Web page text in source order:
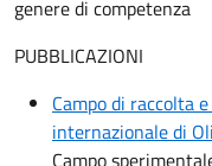
genere di competenza
PUBBLICAZIONI
Campo di raccolta
internazionale di
Campo